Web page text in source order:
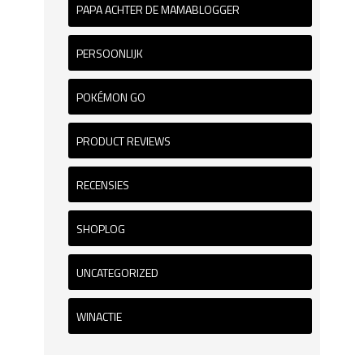
PAPA ACHTER DE MAMABLOGGER
PERSOONLIJK
POKÉMON GO
PRODUCT REVIEWS
RECENSIES
SHOPLOG
UNCATEGORIZED
WINACTIE